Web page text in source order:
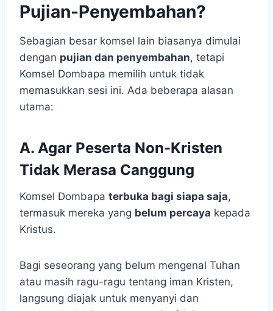
Pujian-Penyembahan?
Sebagian besar komsel lain biasanya dimulai
dengan pujian dan penyembahan, tetapi
Komsel Dombapa memilih untuk tidak
memasukkan sesi ini. Ada beberapa alasan
utama:
A. Agar Peserta Non-Kristen
Tidak Merasa Canggung
Komsel Dombapa terbuka bagi siapa saja,
termasuk mereka yang belum percaya kepada
Kristus.
Bagi seseorang yang belum mengenal Tuhan
atau masih ragu-ragu tentang iman Kristen,
langsung diajak untuk menyanyi dan